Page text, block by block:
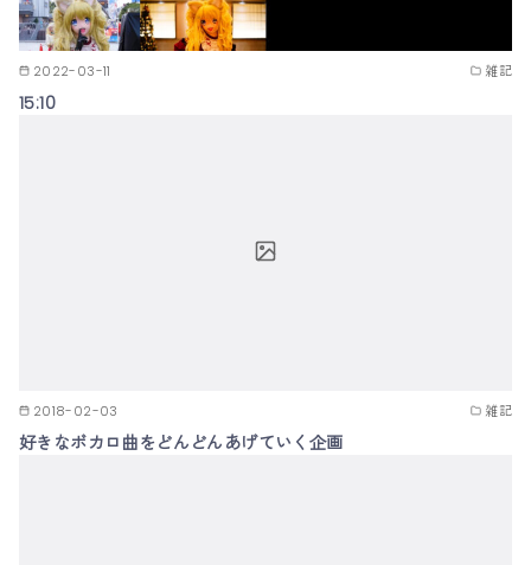
2022-03-11 雑記
15:10
2018-02-03 雑記
好きなボカロ曲をどんどんあげていく企画